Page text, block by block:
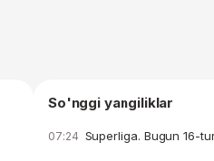
So'nggi yangiliklar
07:24 Superliga. Bugun 16-